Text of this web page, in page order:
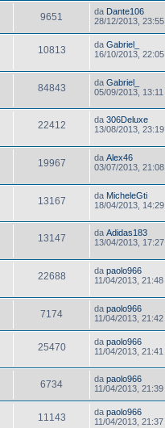
9651 da Dante106
28/12/2013, 23:55
10813 da Gabriel_
16/10/2013, 22:05
84843 da Gabriel_
05/09/2013, 13:11
22412 da 306Deluxe
13/08/2013, 23:19
19967 da Alex46
03/07/2013, 21:08
13167 da MicheleGti
18/04/2013, 14:29
13147 da Adidas183
13/04/2013, 17:27
22688 da paolo966
11/04/2013, 21:48
7174 da paolo966
11/04/2013, 21:42
25470 da paolo966
11/04/2013, 21:41
6734 da paolo966
11/04/2013, 21:39
11143 da paolo966
11/04/2013, 21:37